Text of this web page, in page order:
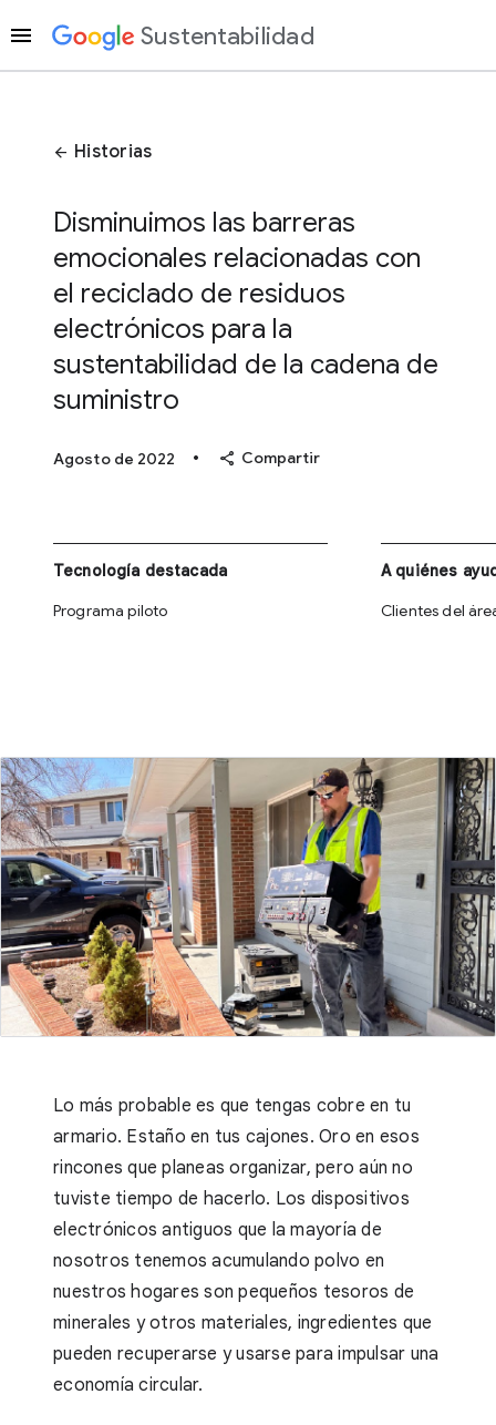
Sustentabilidad
arrow_back Historias
Disminuimos las barreras
emocionales relacionadas con
el reciclado de residuos
electrónicos para la
sustentabilidad de la cadena de
suministro
Agosto de 2022 • share Compartir
Tecnología destacada
Programa piloto
A quiénes
Clientes del
Lo más probable es que tengas cobre en tu
armario. Estaño en tus cajones. Oro en esos
rincones que planeas organizar, pero aún no
tuviste tiempo de hacerlo. Los dispositivos
electrónicos antiguos que la mayoría de
nosotros tenemos acumulando polvo en
nuestros hogares son pequeños tesoros de
minerales y otros materiales, ingredientes que
pueden recuperarse y usarse para impulsar una
economía circular.